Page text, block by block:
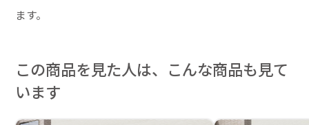
ます。
この商品を見た人は、こんな商品も見て
います